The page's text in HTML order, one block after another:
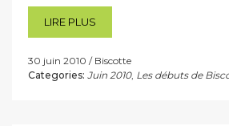
LIRE PLUS
30 juin 2010
Biscotte
Categories: Juin 2010, Les débuts de